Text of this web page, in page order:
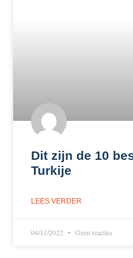
Dit zijn de 10
Turkije
LEES VERDER
04/11/2022 Geen reacties